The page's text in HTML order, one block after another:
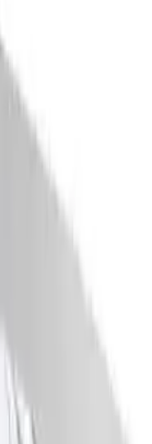
ve sosyal
olup,
çıkar.
dolu